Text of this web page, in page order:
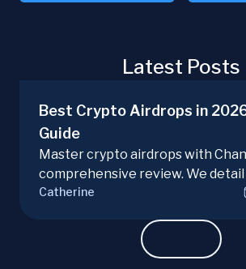
Latest Posts
Best Crypto Airdrops in
Guide
Master crypto airdrops with
comprehensive review. We
campaigns, risks, benefits, and a
Catherine